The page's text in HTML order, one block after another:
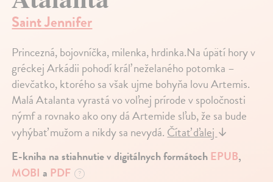
Saint Jennifer
Princezná, bojovníčka, milenka, hrdinka.Na úpätí hory v
gréckej Arkádii pohodí kráľ neželaného potomka –
dievčatko, ktorého sa však ujme bohyňa lovu Artemis.
Malá Atalanta vyrastá vo voľnej prírode v spoločnosti
nýmf a rovnako ako ony dá Artemide sľub, že sa bude
vyhýbať mužom a nikdy sa nevydá.Čítať ďalej↓
E-kniha na stiahnutie v digitálnych formátoch EPUB,
MOBI a PDF ?